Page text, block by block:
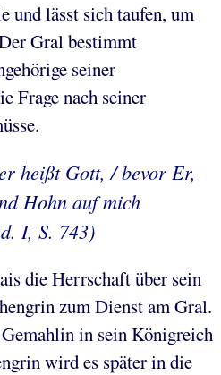
und lässt sich taufen, um
Gral bestimmt
seiner
Frage nach seiner
heißt Gott, / bevor Er,
Hohn auf mich
I, S. 743)
die Herrschaft über sein
zum Dienst am Gral.
in sein Königreich
wird es später in die